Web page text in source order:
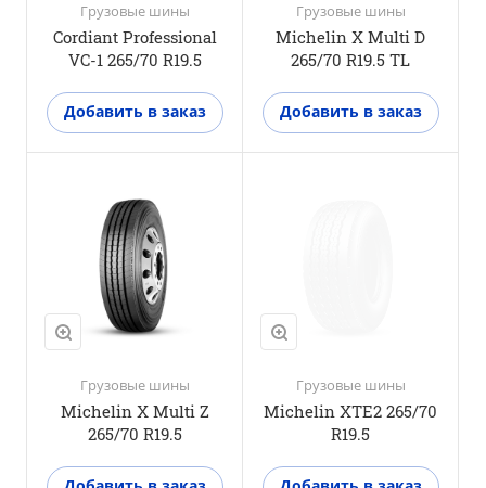
Грузовые шины
Cordiant Professional
VC-1 265/70 R19.5
Добавить в заказ
Грузовые шины
Michelin X Multi D
265/70 R19.5 TL
Добавить в заказ
Грузовые шины
Michelin X Multi Z
265/70 R19.5
Прицепная ось
M+S
Нет
3PMSF
Нет
Грузовые шины
Michelin XTE2 265/70
R19.5